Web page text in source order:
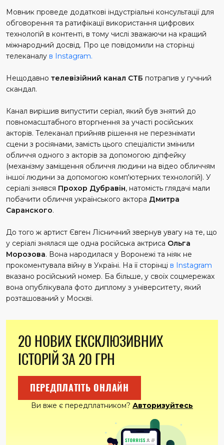
Мовник проведе додаткові індустріальні консультації для
обговорення та ратифікації використання цифрових
технологій в контенті, в тому числі зважаючи на кращий
міжнародний досвід. Про це повідомили на сторінці
телеканалу в Instagram.
Нещодавно телевізійний канал СТБ потрапив у гучний
скандал.
Канал вирішив випустити серіал, який був знятий до
повномасштабного вторгнення за участі російських
акторів. Телеканал прийняв рішення не перезнімати
сцени з росіянами, замість цього спеціалісти змінили
обличчя одного з акторів за допомогою діпфейку
(механізму заміщення обличчя людини на відео обличчям
іншої людини за допомогою комп'ютерних технологій). У
серіалі знявся Прохор Дубравін, натомість глядачі мали
побачити обличчя українського актора Дмитра
Саранского.
До того ж артист Євген Лісничний звернув увагу на те, що
у серіалі знялася ще одна російська актриса Ольга
Морозова. Вона народилася у Воронежі та ніяк не
прокоментувала війну в Україні. На її сторінці в Instagram
вказано російський номер. Ба більше, у своїх соцмережах
вона опублікувала фото диплому з університету, який
розташований у Москві.
20 НОВИХ ЕКСКЛЮЗИВНИХ
ІСТОРІЙ ЗА 20 ГРН
ПЕРЕДПЛАТІТЬ ОНЛАЙН
Ви вже є передплатником? Авторизуйтесь